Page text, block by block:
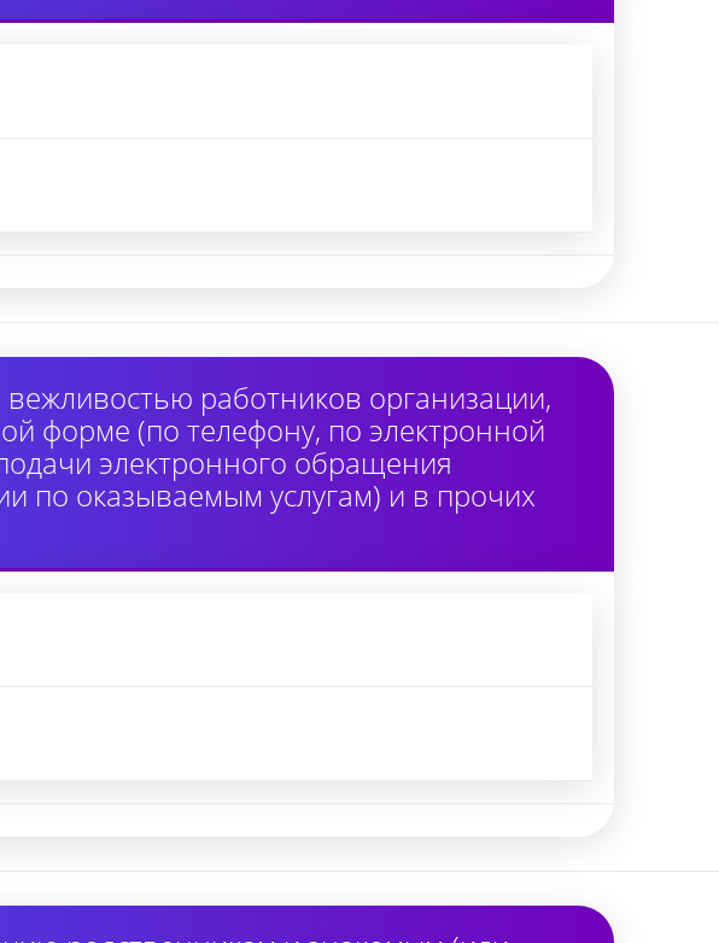
работников организации,
форме (по телефону, по электронной
электронного обращения
по оказываемым услугам) и в прочих